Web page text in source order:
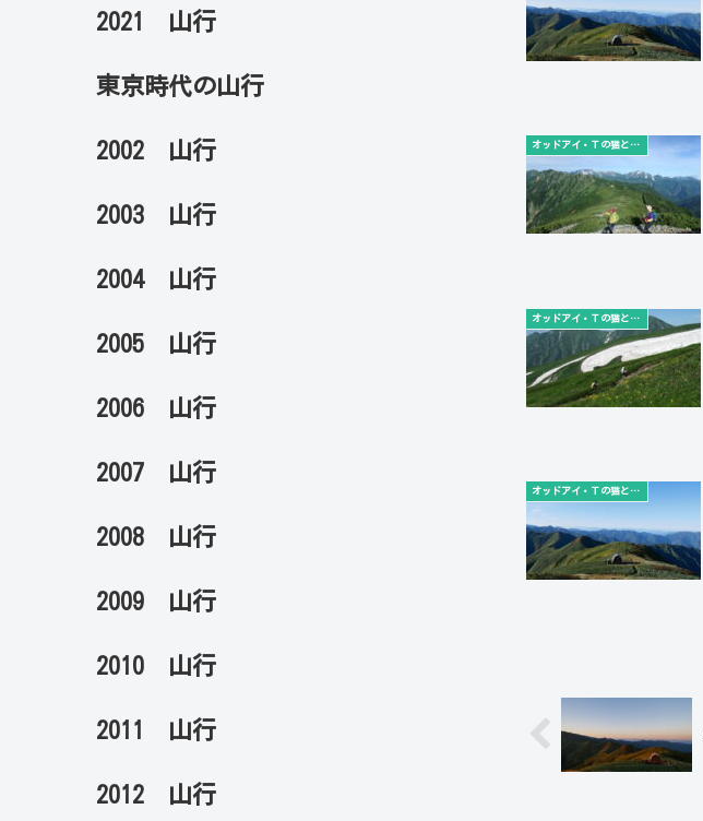
オッドアイ・Ｔの猫とその一味
オッドアイ・Ｔの猫とその一味
オッドアイ・Ｔの猫とその一味
2021 山行
東京時代の山行
2002 山行
2003 山行
2004 山行
2005 山行
2006 山行
2007 山行
2008 山行
2009 山行
2010 山行
2011 山行
2012 山行